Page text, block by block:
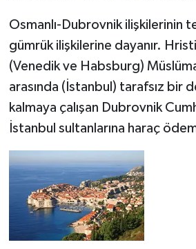
Osmanlı-Dubrovnik ilişkilerinin
gümrük ilişkilerine dayanır.
(Venedik ve Habsburg)
arasında (İstanbul) tarafsız bir
kalmaya çalışan Dubrovnik
İstanbul sultanlarına haraç